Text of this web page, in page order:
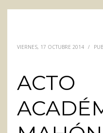
VIERNES, 17 OCTUBRE 2014 /
ACTO